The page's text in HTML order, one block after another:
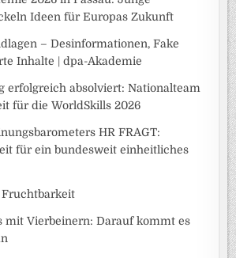
Ideen für Europas Zukunft
– Desinformationen, Fake
Inhalte | dpa-Akademie
erfolgreich absolviert: Nationalteam
für die WorldSkills 2026
HR FRAGT:
für ein bundesweit einheitliches
mit Vierbeinern: Darauf kommt es